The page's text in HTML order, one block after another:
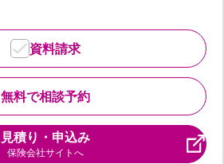
無料で相談予約
資料請求
見積り・申込み
保険会社サイトへ